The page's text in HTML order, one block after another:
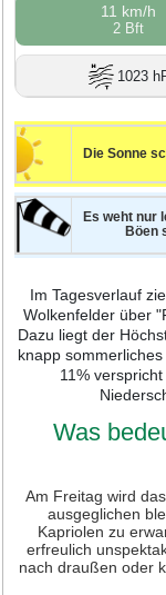
11 km/h
2 Bft
1023
Die Sonne
Es weht nur
Böen
Im Tagesverlauf
Wolkenfelder über
Dazu liegt der
knapp
11%
Was
Am Freitag wird
ausgeglichen
Kapriolen zu
erfreulich
nach draußen oder